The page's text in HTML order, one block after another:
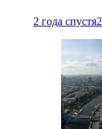
2 года спустя